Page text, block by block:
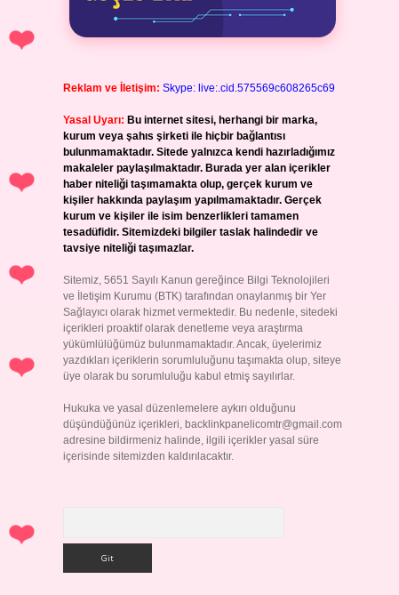
Reklam ve İletişim: Skype: live:.cid.575569c608265c69
Yasal Uyarı: Bu internet sitesi, herhangi bir marka,
kurum veya şahıs şirketi ile hiçbir bağlantısı
bulunmamaktadır. Sitede yalnızca kendi hazırladığımız
makaleler paylaşılmaktadır. Burada yer alan içerikler
haber niteliği taşımamakta olup, gerçek kurum ve
kişiler hakkında paylaşım yapılmamaktadır. Gerçek
kurum ve kişiler ile isim benzerlikleri tamamen
tesadüfidir. Sitemizdeki bilgiler taslak halindedir ve
tavsiye niteliği taşımazlar.
Sitemiz, 5651 Sayılı Kanun gereğince Bilgi Teknolojileri
ve İletişim Kurumu (BTK) tarafından onaylanmış bir Yer
Sağlayıcı olarak hizmet vermektedir. Bu nedenle, sitedeki
içerikleri proaktif olarak denetleme veya araştırma
yükümlülüğümüz bulunmamaktadır. Ancak, üyelerimiz
yazdıkları içeriklerin sorumluluğunu taşımakta olup, siteye
üye olarak bu sorumluluğu kabul etmiş sayılırlar.
Hukuka ve yasal düzenlemelere aykırı olduğunu
düşündüğünüz içerikleri, backlinkpanelicomtr@gmail.com
adresine bildirmeniz halinde, ilgili içerikler yasal süre
içerisinde sitemizden kaldırılacaktır.